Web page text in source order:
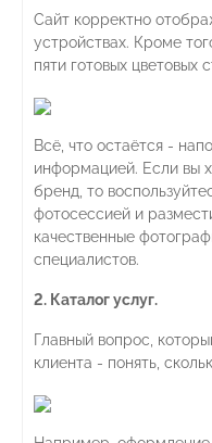
Сайт корректно
устройствах. Кроме
пяти готовых цветовых
Всё, что остаётся -
информацией. Если вы
бренд, то
фотосессией и
качественные
специалистов.
2. Каталог услуг.
Главный вопрос,
клиента - понять,